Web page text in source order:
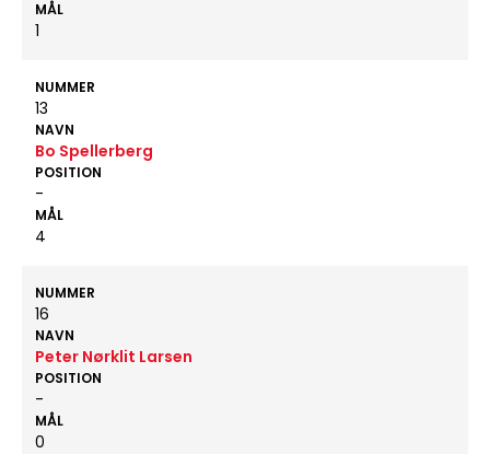
MÅL
1
NUMMER
13
NAVN
Bo Spellerberg
POSITION
-
MÅL
4
NUMMER
16
NAVN
Peter Nørklit Larsen
POSITION
-
MÅL
0